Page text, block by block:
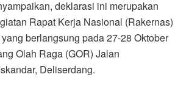
deklarasi ini merupakan
Rapat Kerja Nasional (Rakernas)
berlangsung pada 27-28 Oktober
Olah Raga (GOR) Jalan
Deliserdang.